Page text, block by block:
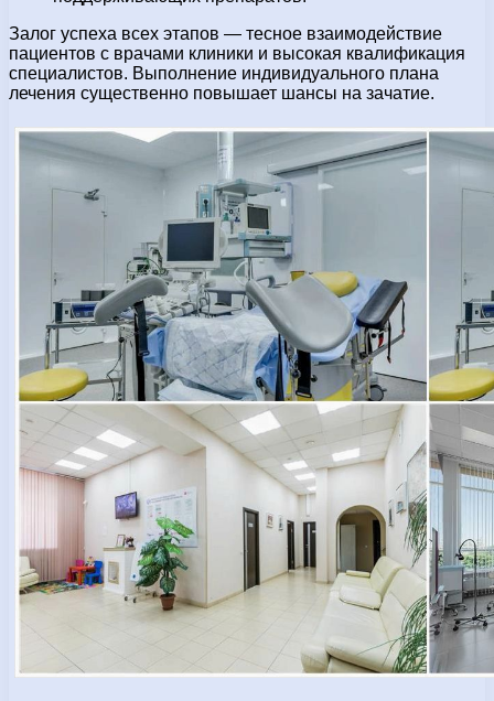
Залог успеха всех этапов — тесное взаимодействие
пациентов с врачами клиники и высокая квалификация
специалистов. Выполнение индивидуального плана
лечения существенно повышает шансы на зачатие.